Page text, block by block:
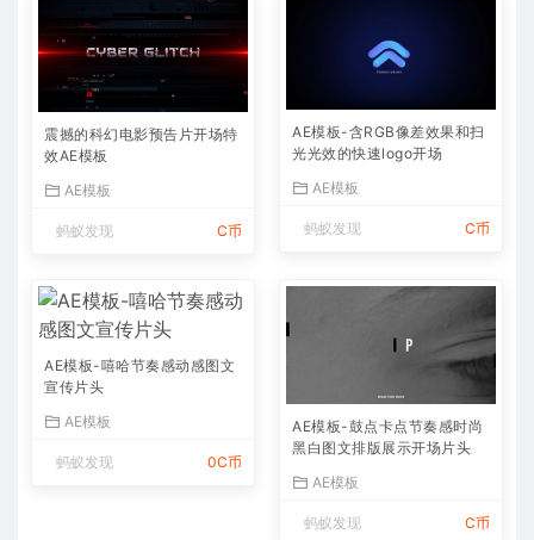
震撼的科幻电影预告片开场特
效AE模板
AE模板
蚂蚁发现 C币
AE模板-含RGB像差效果和扫
光光效的快速logo开场
AE模板
蚂蚁发现 C币
AE模板-嘻哈节奏感动感图文
宣传片头
AE模板
蚂蚁发现 0C币
AE模板-鼓点卡点节奏感时尚
黑白图文排版展示开场片头
AE模板
蚂蚁发现 C币